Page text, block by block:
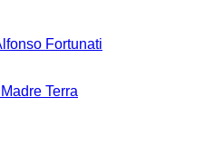
Fortunati